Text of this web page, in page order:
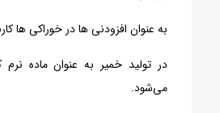
به عنوان افزودنی ها در خوراکی ها
در تولید خمیر به عنوان ماده نرم
می‌شود.